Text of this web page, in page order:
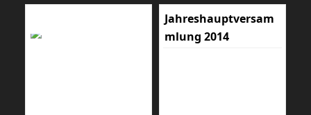
Jahreshauptversam
mlung 2014